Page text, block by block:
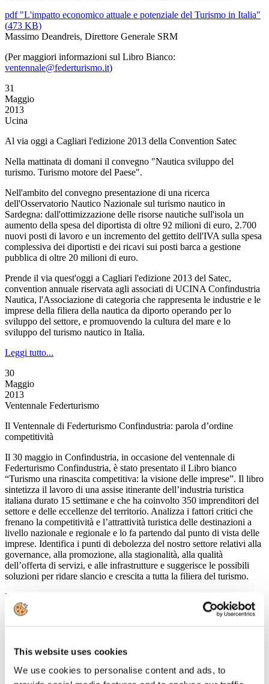
This website uses cookies
We use cookies to personalise content and ads, to
pdf"L'impatto economico attuale e potenziale del Turismo in Italia"
(473 KB)
Massimo Deandreis, Direttore Generale SRM
(Per maggiori informazioni sul Libro Bianco:
ventennale@federturismo.it)
31
Maggio
2013
Ucina
Al via oggi a Cagliari l'edizione 2013 della Convention Satec
Nella mattinata di domani il convegno "Nautica sviluppo del
turismo. Turismo motore del Paese".
Nell'ambito del convegno presentazione di una ricerca
dell'Osservatorio Nautico Nazionale sul turismo nautico in
Sardegna: dall'ottimizzazione delle risorse nautiche sull'isola un
aumento della spesa del diportista di oltre 92 milioni di euro, 2.700
nuovi posti di lavoro e un incremento del gettito dell'IVA sulla spesa
complessiva dei diportisti e dei ricavi sui posti barca a gestione
pubblica di oltre 20 milioni di euro.
Prende il via quest'oggi a Cagliari l'edizione 2013 del Satec,
convention annuale riservata agli associati di UCINA Confindustria
Nautica, l'Associazione di categoria che rappresenta le industrie e le
imprese della filiera della nautica da diporto operando per lo
sviluppo del settore, e promuovendo la cultura del mare e lo
sviluppo del turismo nautico in Italia.
Leggi tutto...
30
Maggio
2013
Ventennale Federturismo
Il Ventennale di Federturismo Confindustria: parola d’ordine
competitività
Il 30 maggio in Confindustria, in occasione del ventennale di
Federturismo Confindustria, è stato presentato il Libro bianco
“Turismo una rinascita competitiva: la visione delle imprese”. Il libro
sintetizza il lavoro di una assise itinerante dell’industria turistica
italiana durato 15 settimane e che ha coinvolto 350 imprenditori del
settore e delle eccellenze del territorio. Analizza i fattori critici che
frenano la competitività e l’attrattività turistica delle destinazioni a
livello nazionale e regionale e lo fa partendo dal punto di vista delle
imprese. Identifica i punti di debolezza del nostro settore relativi alla
governance, alla promozione, alla stagionalità, alla qualità
dell’offerta di servizi, e alle infrastrutture e suggerisce le possibili
soluzioni per ridare slancio e crescita a tutta la filiera del turismo.
Leggi tutto...
Confindustria Nord Sardegna
Seminario sul turismo